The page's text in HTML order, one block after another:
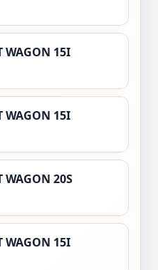
WAGON 15I
WAGON 15I
WAGON 20S
WAGON 15I